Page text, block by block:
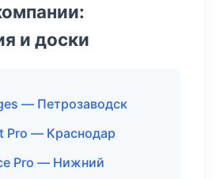
и доски
— Петрозаводск
Pro — Краснодар
Pro — Нижний